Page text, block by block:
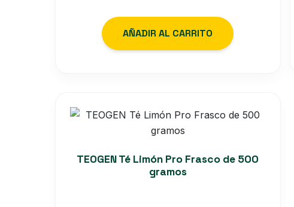
AÑADIR AL CARRITO
TEOGEN Té Limón Pro Frasco de 500
gramos